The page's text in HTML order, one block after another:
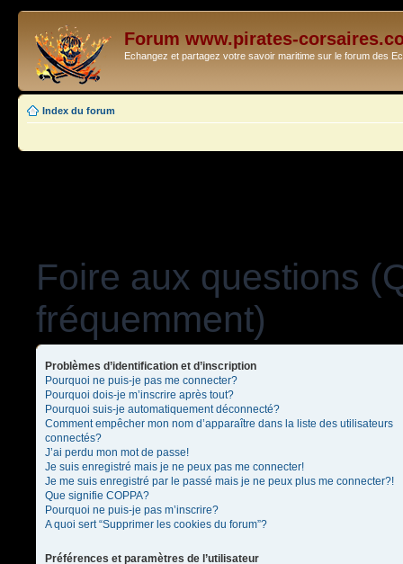
Forum www.pirates-
Echangez et partagez votre savoir maritime sur le forum des
Index du forum
Foire aux questions
fréquemment)
Problèmes d’identification et d’inscription
Pourquoi ne puis-je pas me connecter?
Pourquoi dois-je m’inscrire après tout?
Pourquoi suis-je automatiquement déconnecté?
Comment empêcher mon nom d’apparaître dans la liste des utilisateurs
connectés?
J’ai perdu mon mot de passe!
Je suis enregistré mais je ne peux pas me connecter!
Je me suis enregistré par le passé mais je ne peux plus me connecter?!
Que signifie COPPA?
Pourquoi ne puis-je pas m’inscrire?
A quoi sert “Supprimer les cookies du forum”?
Préférences et paramètres de l’utilisateur